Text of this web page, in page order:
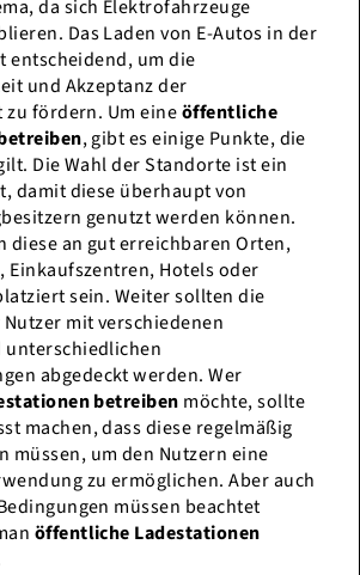
da sich Elektrofahrzeuge
Das Laden von E-Autos in der
entscheidend, um die
und Akzeptanz der
fördern. Um eineöffentliche
, gibt es einige Punkte, die
Die Wahl der Standorte ist ein
damit diese überhaupt von
genutzt werden können.
diese an gut erreichbaren Orten,
Einkaufszentren, Hotels oder
sein. Weiter sollten die
mit verschiedenen
unterschiedlichen
abgedeckt werden. Wer
betreiben möchte, sollte
machen, dass diese regelmäßig
müssen, um den Nutzern eine
zu ermöglichen. Aber auch
müssen beachtet
öffentliche Ladestationen